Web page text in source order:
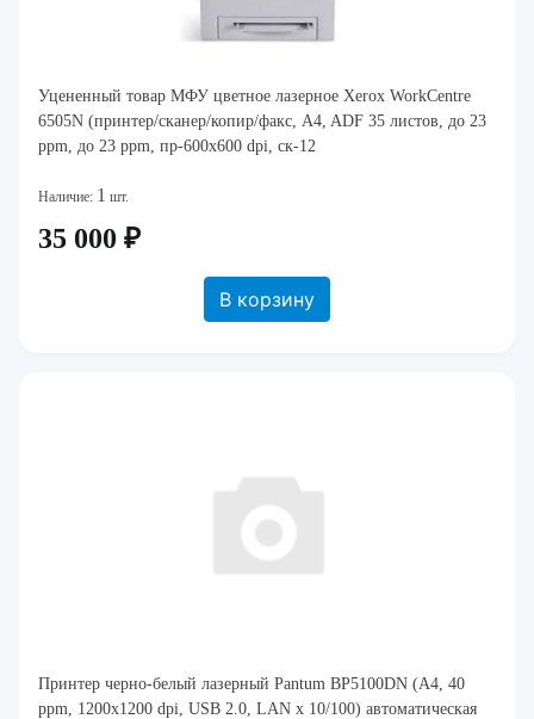
Уцененный товар МФУ цветное лазерное Xerox WorkCentre
6505N (принтер/сканер/копир/факс, A4, ADF 35 листов, до 23
ppm, до 23 ppm, пр-600х600 dpi, ск-12
Наличие: 1 шт.
35 000 ₽
В корзину
Принтер черно-белый лазерный Pantum BP5100DN (A4, 40
ppm, 1200x1200 dpi, USB 2.0, LAN x 10/100) автоматическая